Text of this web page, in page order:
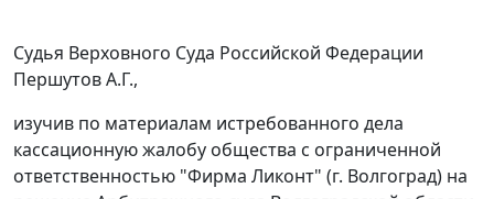
Судья Верховного Суда Российской Федерации
Першутов А.Г.,
изучив по материалам истребованного дела
кассационную жалобу общества с ограниченной
ответственностью "Фирма Ликонт" (г. Волгоград) на